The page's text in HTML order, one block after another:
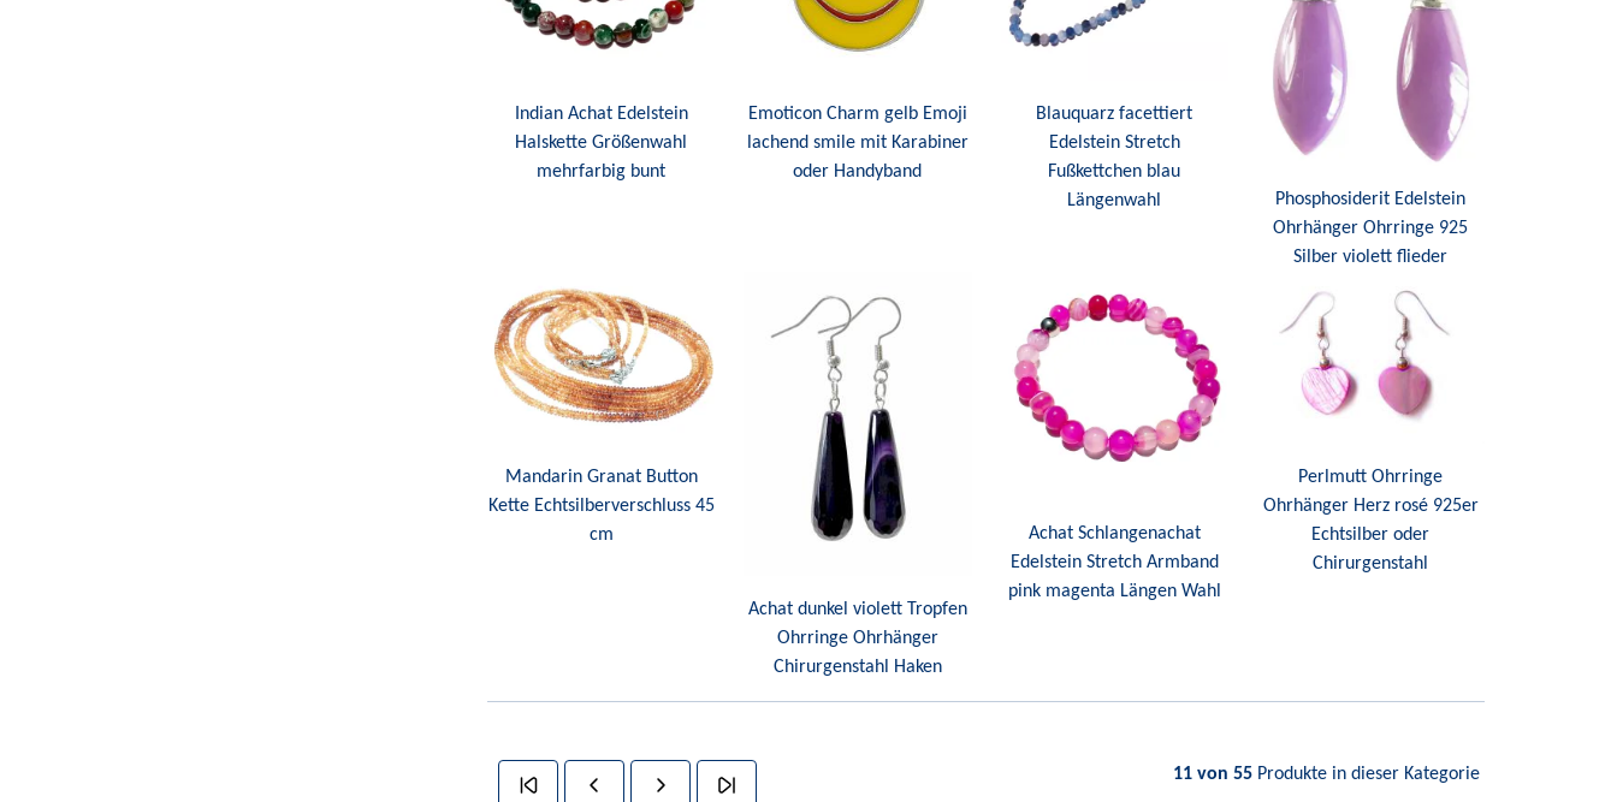
Indian Achat Edelstein
Halskette Größenwahl
mehrfarbig bunt
Emoticon Charm gelb Emoji
lachend smile mit Karabiner
oder Handyband
Blauquarz facettiert
Edelstein Stretch
Fußkettchen blau
Längenwahl
Phosphosiderit Edelstein
Ohrhänger Ohrringe 925
Silber violett flieder
Mandarin Granat Button
Kette Echtsilberverschluss 45
cm
Achat dunkel violett Tropfen
Ohrringe Ohrhänger
Chirurgenstahl Haken
Achat Schlangenachat
Edelstein Stretch Armband
pink magenta Längen Wahl
Perlmutt Ohrringe
Ohrhänger Herz rosé 925er
Echtsilber oder
Chirurgenstahl
11 von 55 Produkte in dieser Kategorie